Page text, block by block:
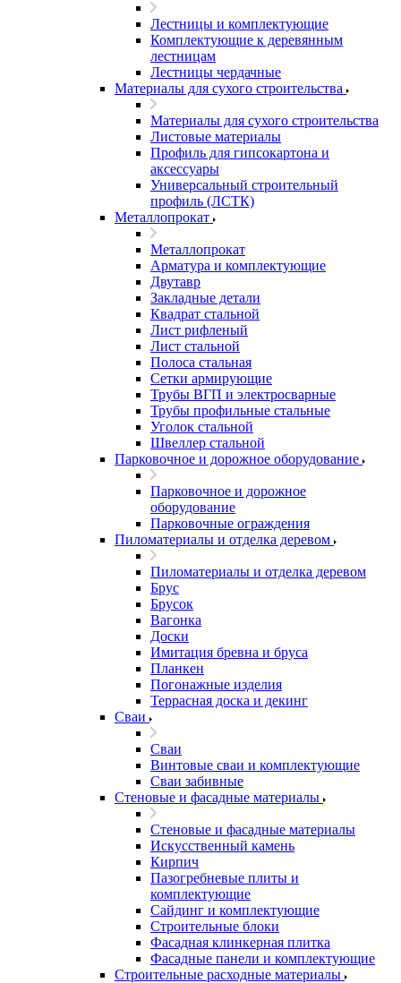
Лестницы и комплектующие
Комплектующие к деревянным
лестницам
Лестницы чердачные
Материалы для сухого строительства
Материалы для сухого строительства
Листовые материалы
Профиль для гипсокартона и
аксессуары
Универсальный строительный
профиль (ЛСТК)
Металлопрокат
Металлопрокат
Арматура и комплектующие
Двутавр
Закладные детали
Квадрат стальной
Лист рифленый
Лист стальной
Полоса стальная
Сетки армирующие
Трубы ВГП и электросварные
Трубы профильные стальные
Уголок стальной
Швеллер стальной
Парковочное и дорожное оборудование
Парковочное и дорожное
оборудование
Парковочные ограждения
Пиломатериалы и отделка деревом
Пиломатериалы и отделка деревом
Брус
Брусок
Вагонка
Доски
Имитация бревна и бруса
Планкен
Погонажные изделия
Террасная доска и декинг
Сваи
Сваи
Винтовые сваи и комплектующие
Сваи забивные
Стеновые и фасадные материалы
Стеновые и фасадные материалы
Искусственный камень
Кирпич
Пазогребневые плиты и
комплектующие
Сайдинг и комплектующие
Строительные блоки
Фасадная клинкерная плитка
Фасадные панели и комплектующие
Строительные расходные материалы